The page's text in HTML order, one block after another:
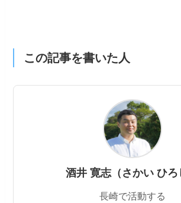
この記事を書いた人
酒井 寛志（さかい ひろ
長崎で活動する